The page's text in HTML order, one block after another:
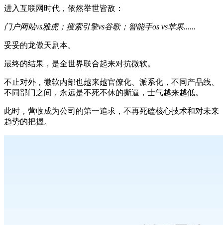
进入互联网时代，依然举世皆敌：
门户网站vs雅虎；搜索引擎vs谷歌；智能手os vs苹果......
妥妥的龙傲天剧本。
最终的结果，是全世界联合起来对抗微软。
不止对外，微软内部也越来越官僚化、派系化，不同产品线、
不同部门之间，永远是不死不休的撕逼，士气越来越低。
此时，营收成为公司的第一追求，不再死磕核心技术和对未来
趋势的把握。